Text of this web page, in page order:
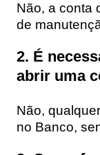
Não, a conta
de
2. É
abrir uma
Não,
no Banco,